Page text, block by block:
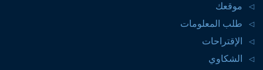
موقعك
طلب المعلومات
الإقتراحات
الشكاوي